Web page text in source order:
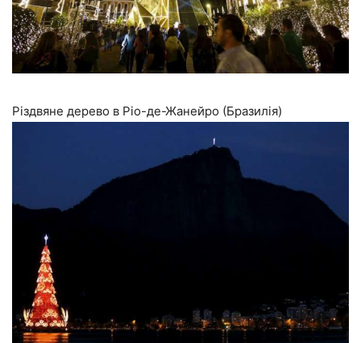
Різдвяне дерево в Ріо-де-Жанейро (Бразилія)